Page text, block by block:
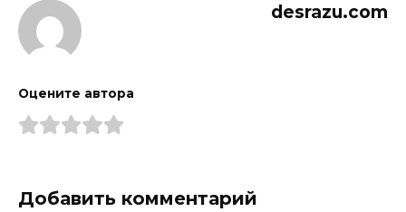
desrazu.com
Оцените автора
Добавить комментарий